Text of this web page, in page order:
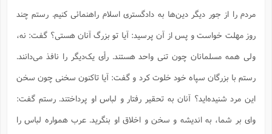
مردم را از جور دیگر دین‌ها به دادگسترى اسلام راهنمائی کنیم. رستم چند
روز مهلت خواست و پس از آن پرسید: آیا تو بزرگ آنان هستى؟ گفت: نه،
ولى همه مسلمانان چون تنى واحد هستند. رأى یک‌دیگر را نافذ مى‌دانند.
رستم با بزرگان سپاه خود خلوت کرد و گفت: آیا تاکنون سخنى چون سخن
این مرد شنیده‌اید؟ آنان به تحقیر رفتار و لباس او پرداختند. رستم گفت:
واى بر شما، به اندیشه و سخن و اخلاق او بنگرید. عرب همواره لباس را